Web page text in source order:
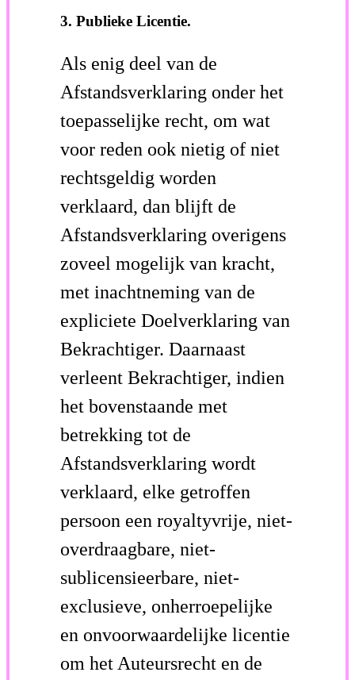
3. Publieke Licentie.
Als enig deel van de
Afstandsverklaring onder het
toepasselijke recht, om wat
voor reden ook nietig of niet
rechtsgeldig worden
verklaard, dan blijft de
Afstandsverklaring overigens
zoveel mogelijk van kracht,
met inachtneming van de
expliciete Doelverklaring van
Bekrachtiger. Daarnaast
verleent Bekrachtiger, indien
het bovenstaande met
betrekking tot de
Afstandsverklaring wordt
verklaard, elke getroffen
persoon een royaltyvrije, niet-
overdraagbare, niet-
sublicensieerbare, niet-
exclusieve, onherroepelijke
en onvoorwaardelijke licentie
om het Auteursrecht en de